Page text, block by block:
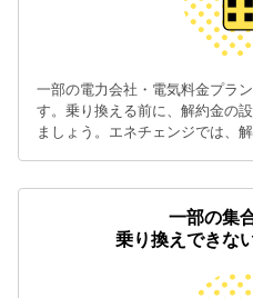
一部の電力会社・電気料金プラ
す。乗り換える前に、解約金の
ましょう。エネチェンジでは、
一部の集
乗り換えできな